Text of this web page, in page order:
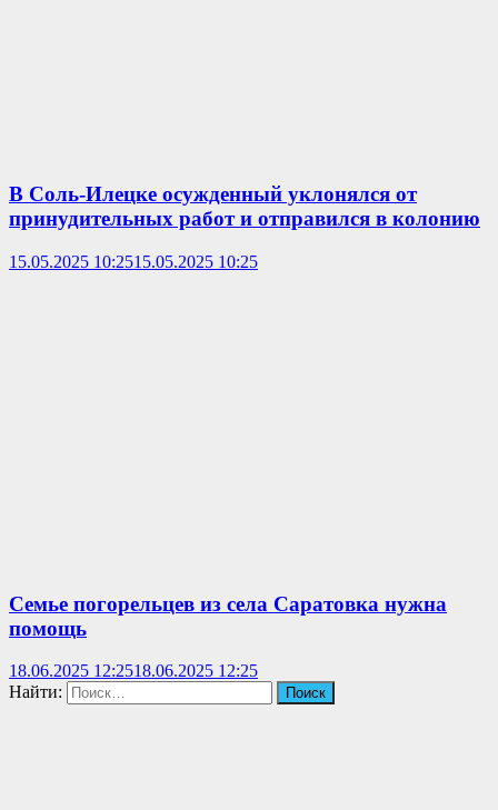
В Соль-Илецке осужденный уклонялся от
принудительных работ и отправился в колонию
15.05.2025 10:2515.05.2025 10:25
Семье погорельцев из села Саратовка нужна
помощь
18.06.2025 12:2518.06.2025 12:25
Найти: